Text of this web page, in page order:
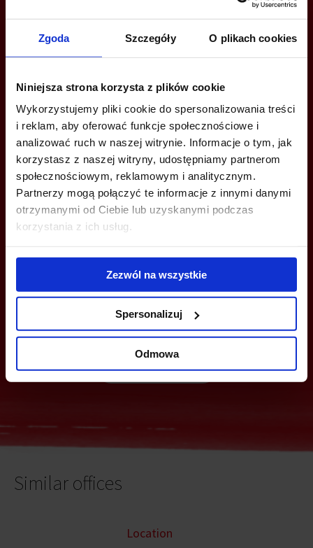
Zgoda Szczegóły O plikach cookies
Niniejsza strona korzysta z plików cookie
Wykorzystujemy pliki cookie do spersonalizowania treści
i reklam, aby oferować funkcje społecznościowe i
analizować ruch w naszej witrynie. Informacje o tym, jak
korzystasz z naszej witryny, udostępniamy partnerom
społecznościowym, reklamowym i analitycznym.
Partnerzy mogą połączyć te informacje z innymi danymi
otrzymanymi od Ciebie lub uzyskanymi podczas
korzystania z ich usług.
Zezwól na wszystkie
Spersonalizuj
Odmowa
Are you interested in this offer?
+48 12 294 94 33
katowice@officefinder.pl
YOU CAN LEAVE YOUR PHONE NUMBER AND WE WILL CONTACT
Send
Similar offices
Location